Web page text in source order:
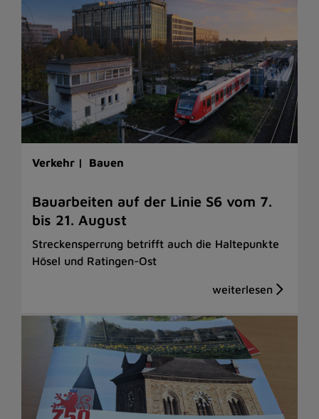
Verkehr | Bauen
Bauarbeiten auf der Linie S6 vom 7.
bis 21. August
Streckensperrung betrifft auch die Haltepunkte
Hösel und Ratingen-Ost